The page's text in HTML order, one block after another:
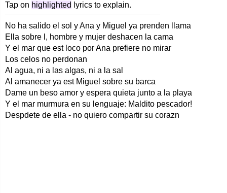
Tap on highlighted lyrics to explain.
No ha salido el sol y Ana y Miguel ya prenden llama
Ella sobre l, hombre y mujer deshacen la cama
Y el mar que est loco por Ana prefiere no mirar
Los celos no perdonan
Al agua, ni a las algas, ni a la sal
Al amanecer ya est Miguel sobre su barca
Dame un beso amor y espera quieta junto a la playa
Y el mar murmura en su lenguaje: Maldito pescador!
Despdete de ella - no quiero compartir su corazn